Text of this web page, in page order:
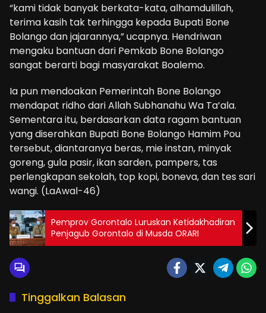
“kami tidak banyak berkata-kata, alhamdulillah,
terima kasih tak terhingga kepada Bupati Bone
Bolango dan jajarannya,” ucapnya. Hendriwan
mengaku bantuan dari Pemkab Bone Bolango
sangat berarti bagi masyarakat Boalemo.
Ia pun mendoakan Pemerintah Bone Bolango
mendapat ridho dari Allah Subhanahu Wa Ta’ala.
Sementara itu, berdasarkan data ragam bantuan
yang diserahkan Bupati Bone Bolango Hamim Pou
tersebut, diantaranya beras, mie instan, minyak
goreng, gula pasir, ikan sarden, pampers, tas
perlengkapan sekolah, top kopi, boneva, dan tes sari
wangi. (LaAwal-46)
Pemprov Gorontalo Luruskan Ketidakhadiran
Penjagub Gorontalo di Musda ORARI
Tinggalkan Balasan